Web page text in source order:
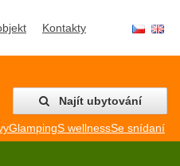
Kontakty
Najít ubytování
GlampingS wellnessSe snídaní